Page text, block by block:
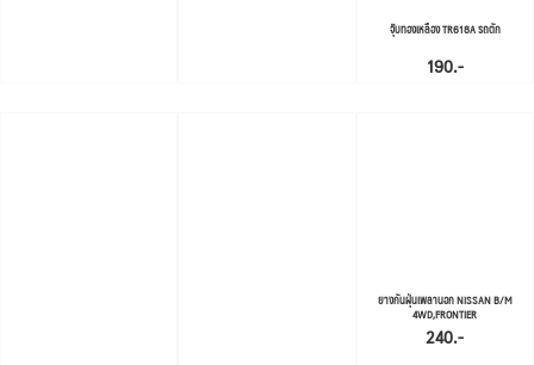
จุ๊บทองเหลือง TR618A รถตัก
190.-
ยางกันฝุ่นเพลานอก NISSAN B/M
4WD,FRONTIER
240.-